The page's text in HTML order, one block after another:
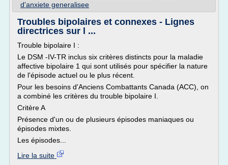
d'anxiete generalisee
Troubles bipolaires et connexes - Lignes
directrices sur l ...
Trouble bipolaire I :
Le DSM -IV-TR inclus six critères distincts pour la maladie
affective bipolaire 1 qui sont utilisés pour spécifier la nature
de l'épisode actuel ou le plus récent.
Pour les besoins d'Anciens Combattants Canada (ACC), on
a combiné les critères du trouble bipolaire I.
Critère A
Présence d'un ou de plusieurs épisodes maniaques ou
épisodes mixtes.
Les épisodes...
Lire la suite